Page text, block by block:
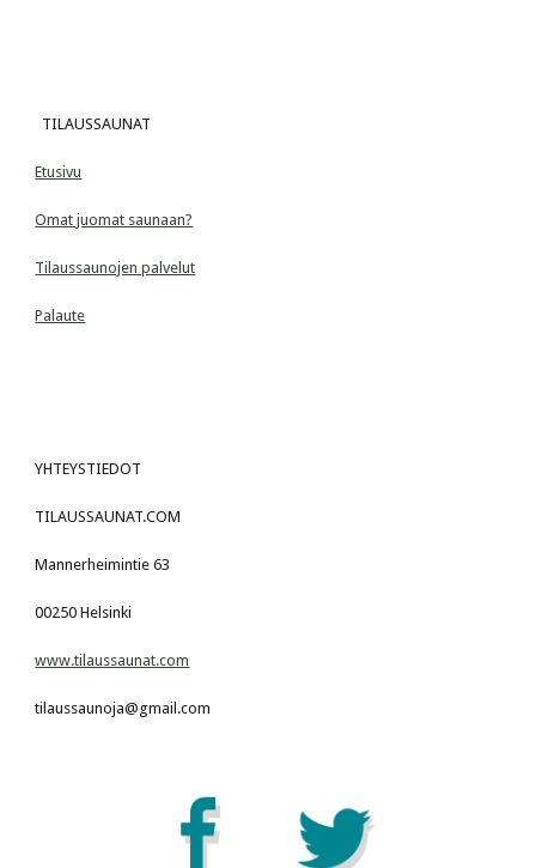
  TILAUSSAUNAT
Etusivu
Omat juomat saunaan?
Tilaussaunojen palvelut
Palaute
YHTEYSTIEDOT
TILAUSSAUNAT.COM
Mannerheimintie 63
00250 Helsinki
www.tilaussaunat.com
tilaussaunoja@gmail.com